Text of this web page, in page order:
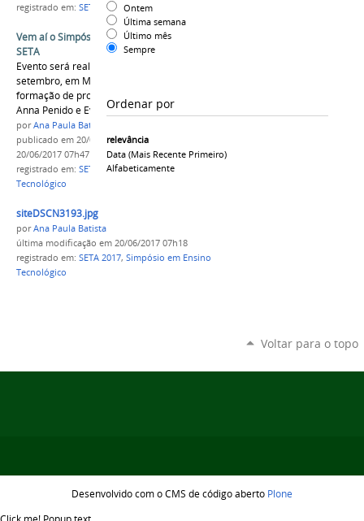
Ontem
Última semana
Último mês
Sempre
Ordenar por
relevância
Data (mais Recente Primeiro)
Alfabeticamente
registrado em: SETA 2017 ,mestrado
Vem aí o Simpósio em Ensino Tecnológico 2017 -
SETA
Evento será realizado nos dias 28 e 29 de
setembro, em Manaus e visa discutir a
formação de professores. Os palestrantes serão
Anna Penido e Evandro Ghedin.
porAna Paula Batista
publicado em 20/06/2017—última modificação
20/06/2017 07h47
registrado em: SETA 2017,Simpósio em Ensino
Tecnológico
siteDSCN3193.jpg
porAna Paula Batista
última modificação em 20/06/2017 07h18
registrado em: SETA 2017, Simpósio em Ensino
Tecnológico
Voltar para o topo
Desenvolvido com o CMS de código aberto Plone
Click me! Popup text...